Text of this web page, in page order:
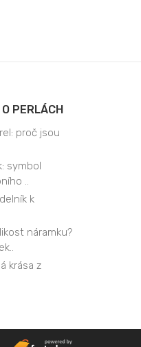
PERLÁCH
proč jsou
symbol
..
k
náramku?
krása z